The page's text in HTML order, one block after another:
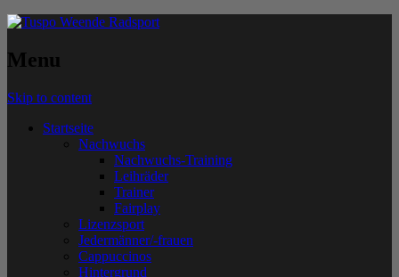
Menu
Skip to content
Startseite
Nachwuchs
Nachwuchs-Training
Leihräder
Trainer
Fairplay
Lizenzsport
Jedermänner/-frauen
Cappuccinos
Hintergrund